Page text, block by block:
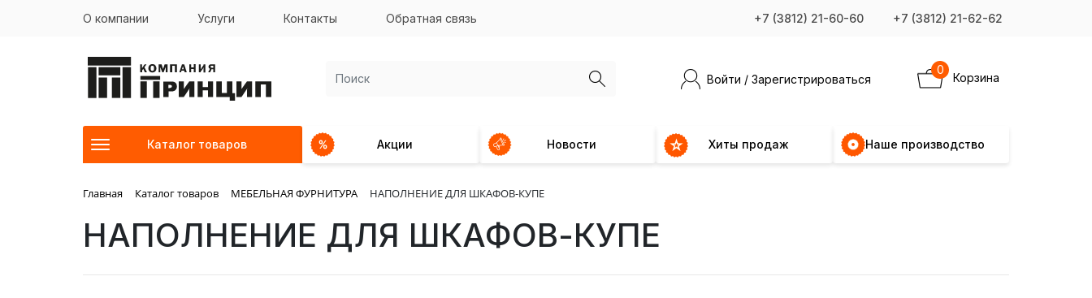
О компании Услуги Контакты Обратная связь +7 (3812) 21-60-60 +7 (3812) 21-62-62
Войти / Зарегистрироваться Корзина
0
Каталог товаров Акции Новости Хиты продаж Наше производство
Главная Каталог товаров МЕБЕЛЬНАЯ ФУРНИТУРА НАПОЛНЕНИЕ ДЛЯ ШКАФОВ-КУПЕ
НАПОЛНЕНИЕ ДЛЯ ШКАФОВ-КУПЕ